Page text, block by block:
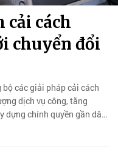
cải cách
chuyển đổi
các giải pháp cải cách
dịch vụ công, tăng
dựng chính quyền gần dân,